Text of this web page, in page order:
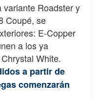
variante Roadster y
Coupé, se
E-Copper
a los ya
White.
a partir de
comenzarán